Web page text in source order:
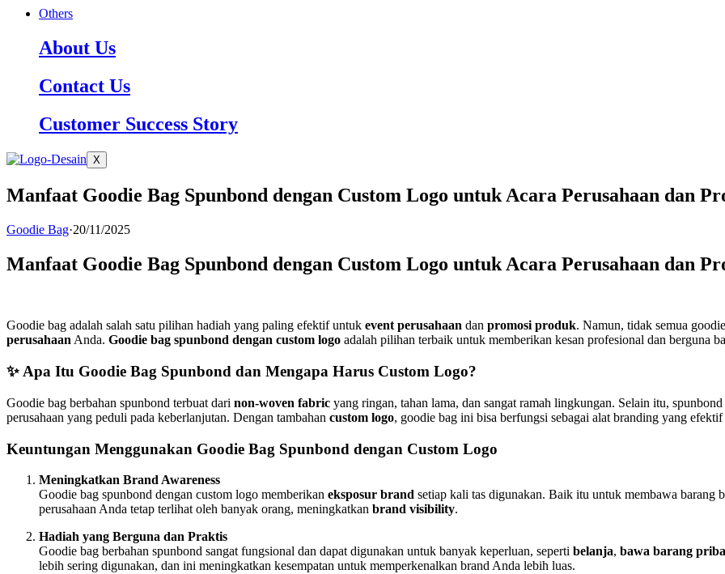
Others
About Us
Contact Us
Customer Success Story
X
Manfaat Goodie Bag Spunbond dengan Custom Logo untuk Acara Perusahaan dan
Goodie Bag·20/11/2025
Manfaat Goodie Bag Spunbond dengan Custom Logo untuk Acara Perusahaan dan
Goodie bag adalah salah satu pilihan hadiah yang paling efektif untuk event perusahaan dan promosi produk. Namun, tidak semua
perusahaanAnda. Goodie bag spunbond dengan custom logo adalah pilihan terbaik untuk memberikan kesan profesional dan berguna
✨ Apa Itu Goodie Bag Spunbond dan Mengapa Harus Custom Logo?
Goodie bag berbahan spunbond terbuat dari non-woven fabric yang ringan, tahan lama, dan sangat ramah lingkungan. Selain itu,
perusahaan yang peduli pada keberlanjutan. Dengan tambahan custom logo, goodie bag ini bisa berfungsi sebagai alat branding yang
Keuntungan Menggunakan Goodie Bag Spunbond dengan Custom Logo
Meningkatkan Brand Awareness
Goodie bag spunbond dengan custom logo memberikan eksposur brand setiap kali tas digunakan. Baik itu untuk membawa barang
perusahaan Anda tetap terlihat oleh banyak orang, meningkatkan brand visibility.
Hadiah yang Berguna dan Praktis
Goodie bag berbahan spunbond sangat fungsional dan dapat digunakan untuk banyak keperluan, seperti belanja, bawa barang
lebih sering digunakan, dan ini meningkatkan kesempatan untuk memperkenalkan brand Anda lebih luas.